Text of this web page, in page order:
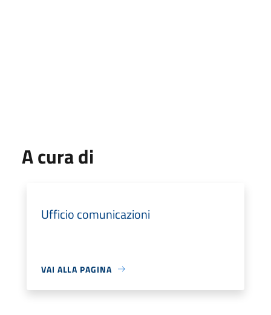
A cura di
Ufficio comunicazioni
VAI ALLA PAGINA